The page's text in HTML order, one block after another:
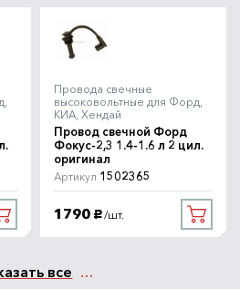
Провода свечные
высоковольтные для Форд,
КИА, Хендай
Провод свечной Форд
Фокус-2,3 1.4-1.6 л 2 цил.
оригинал
Артикул 1502365
1790 руб. /шт.
все